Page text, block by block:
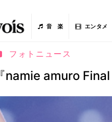
音 楽 エンタメ
フォトニュース
『namie amuro